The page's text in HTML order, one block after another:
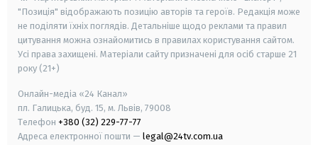
"Позиція" відображають позицію авторів та героїв. Редакція може
не поділяти їхніх поглядів. Детальніше щодо реклами та правил
цитування можна ознайомитись в правилах користування сайтом.
Усі права захищені. Матеріали сайту призначені для осіб старше 21
року (21+)
Онлайн-медіа «24 Канал»
пл. Галицька, буд. 15, м. Львів, 79008
Телефон +380 (32) 229-77-77
Адреса електронної пошти — legal@24tv.com.ua